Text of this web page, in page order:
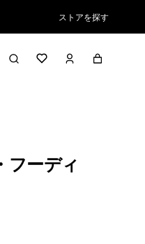
ストアを探す
フーディ